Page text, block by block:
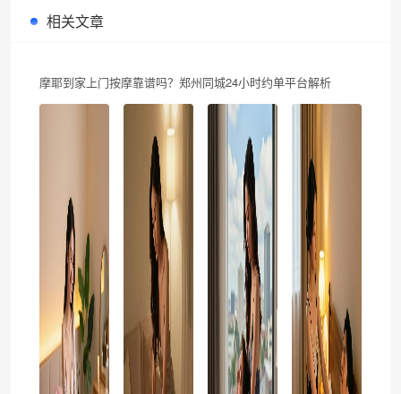
相关文章
摩耶到家上门按摩靠谱吗？郑州同城24小时约单平台解析